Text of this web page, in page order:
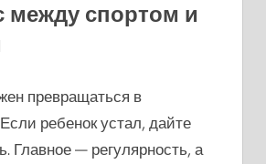
между спортом и
превращаться в
ребенок устал, дайте
Главное — регулярность, а